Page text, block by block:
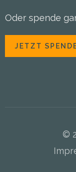
Oder spende
JETZT
©